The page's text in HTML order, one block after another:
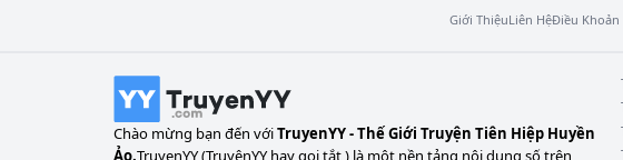
Giới ThiệuLiên HệĐiều Khoản
Chào mừng bạn đến vớiTruyenYY - Thế Giới Truyện Tiên Hiệp Huyền
Ảo.TruyenYY (TruyệnYY hay gọi tắt ) là một nền tảng nội dung số trên